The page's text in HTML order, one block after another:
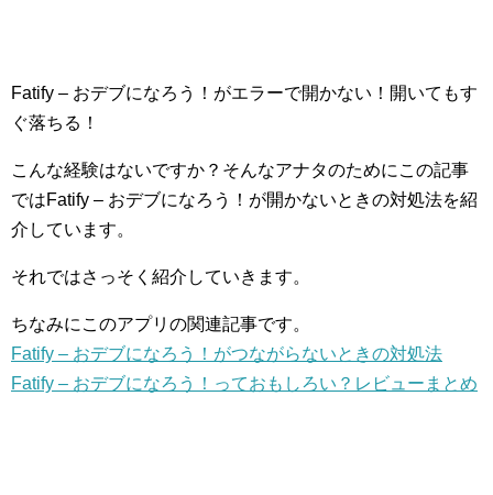
Fatify – おデブになろう！がエラーで開かない！開いてもす
ぐ落ちる！
こんな経験はないですか？そんなアナタのためにこの記事
ではFatify – おデブになろう！が開かないときの対処法を紹
介しています。
それではさっそく紹介していきます。
ちなみにこのアプリの関連記事です。
Fatify – おデブになろう！がつながらないときの対処法
Fatify – おデブになろう！っておもしろい？レビューまとめ